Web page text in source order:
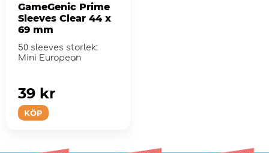
GameGenic Prime
Sleeves Clear 44 x
69 mm
50 sleeves storlek:
Mini European
KÖP
39 kr